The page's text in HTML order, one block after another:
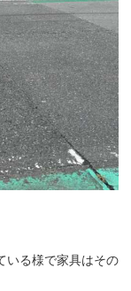
いる様で家具はその